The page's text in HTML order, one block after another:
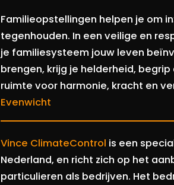
Familieopstellingen helpen je om
tegenhouden. In een veilige en
je familiesysteem jouw leven
brengen, krijg je helderheid,
ruimte voor harmonie, kracht en
Evenwicht
Vince ClimateControl is een
Nederland, en richt zich op het
particulieren als bedrijven. Het